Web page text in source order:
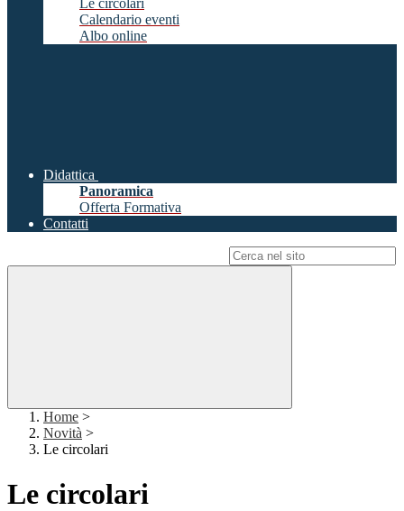
Le circolari
Calendario eventi
Albo online
Didattica
Panoramica
Offerta Formativa
Contatti
Home >
Novità >
Le circolari
Le circolari